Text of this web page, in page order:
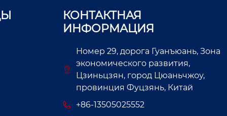
КОНТАКТНАЯ
ИНФОРМАЦИЯ
Номер 29, дорога Гуанъюань, Зона
экономического развития,
Цзиньцзян, город Цюаньчжоу,
провинция Фуцзянь, Китай
+86-13505025552